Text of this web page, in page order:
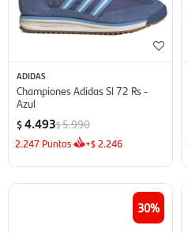
ADIDAS
Championes Adidas Sl 72 Rs -
Azul
$4.493$5.990
2.247 Puntos +$ 2.246
30